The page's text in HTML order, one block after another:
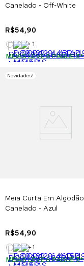
Canelado - Off-White
R$54,90
+1
MEIAS LEVE 6 PAGUE 3*
Meia Curta Em Algodão
Canelado - Azul
R$54,90
+1
MEIAS LEVE 6 PAGUE 3*
Novidades!